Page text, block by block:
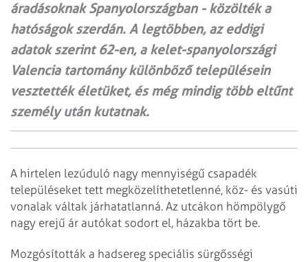
áradásoknak Spanyolországban - közölték a
hatóságok szerdán. A legtöbben, az eddigi
adatok szerint 62-en, a kelet-spanyolországi
Valencia tartomány különböző településein
vesztették életüket, és még mindig több eltűnt
személy után kutatnak.
A hirtelen lezúduló nagy mennyiségű csapadék
településeket tett megközelíthetetlenné, köz- és vasúti
vonalak váltak járhatatlanná. Az utcákon hömpölygő
nagy erejű ár autókat sodort el, házakba tört be.
Mozgósították a hadsereg speciális sürgősségi